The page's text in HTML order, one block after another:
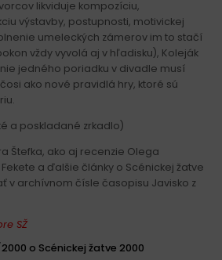
likviduje kompozíciu,
výstavby, postupnosti, motivickej
umeleckých zámerov im to stačí
vždy vyvolá aj v hľadisku), Koleják
jedného poriadku v divadle musí
ako nové pravidlá hry, ktoré sú
a poskladané zrkadlo)
Štefka, ako aj recenzie Olega
a ďalšie články o Scénickej žatve
v archívnom čísle časopisu Javisko z
SŽ
o Scénickej žatve 2000